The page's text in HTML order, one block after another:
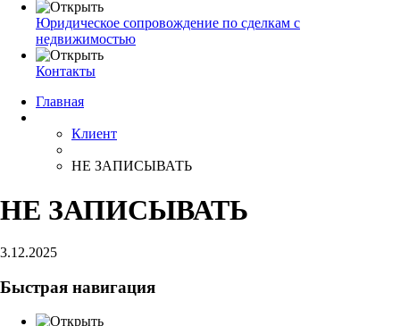
Юридическое сопровождение по сделкам с
недвижимостью
Контакты
Главная
Клиент
НЕ ЗАПИСЫВАТЬ
НЕ ЗАПИСЫВАТЬ
3.12.2025
Быстрая навигация